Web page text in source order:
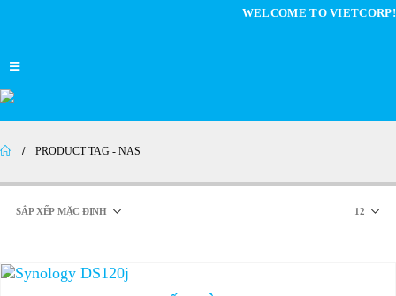
WELCOME TO VIETCORP!
PRODUCT TAG - NAS